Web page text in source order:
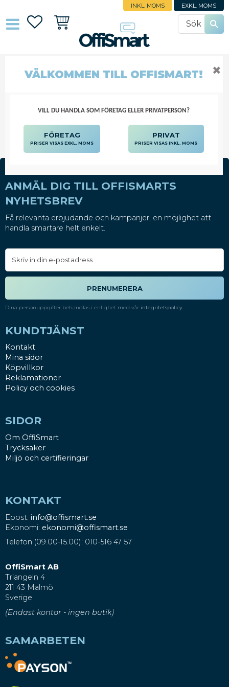
INKL. MOMS EXKL. MOMS
FavoriterKundvagn
LJUD OCH BILD
ANMÄL DIG TILL OFFISMARTS
NYHETSBREV
Få relevanta erbjudande och kampanjer, en möjlighet att
handla smartare helt enkelt.
PRENUMERERA
Dina personuppgifter behandlas i enlighet med vår integritetspolicy.
KUNDTJÄNST
Kontakt
Mina sidor
Köpvillkor
Reklamationer
Policy och cookies
SIDOR
Om OffiSmart
Trycksaker
Miljö och certifieringar
KONTAKT
Epost: info@offismart.se
Ekonomi: ekonomi@offismart.se
Telefon (09.00-15.00): 010-516 47 57
OffiSmart AB
Triangeln 4
211 43 Malmö
Sverige
(Endast kontor - ingen butik)
SAMARBETEN
VÄLKOMMEN TILL OFFISMART!
VILL DU HANDLA SOM FÖRETAG ELLER PRIVATPERSON?
FÖRETAG
PRISER VISAS EXKL. MOMS
PRIVAT
PRISER VISAS INKL. MOMS
✖